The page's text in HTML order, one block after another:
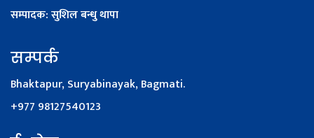
सम्पादक: सुशिल बन्धु थापा
सम्पर्क
Bhaktapur, Suryabinayak, Bagmati.
+977 98127540123